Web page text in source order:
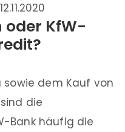
12.11.2020
oder KfW-
sowie dem Kauf von
die
Bank häufig die